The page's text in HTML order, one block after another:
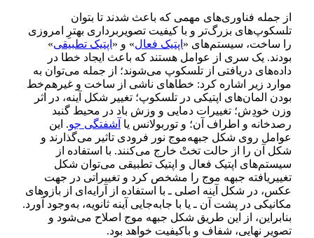
از جمله فناوری‌های مهمی که باعث شدند تا بتوان
تلسکوپ‌های بزرگ‌تر و با کیفیت تصویربرداری بهترِ امروزی
را ساخت، سیستم‌های « اپتیک فعال» و « اپتیک تطبیقی»
بودند. یک‌ سری از عوامل هستند که باعث ایجاد خطا در
داده‌های دریافتی از تلسکوپ می‌شوند؛ از جمله می‌توان به
موارد زیر اشاره کرد: خطاهای ناشی از ساخت و غیر‌هم‌خط
بودن المان‌های اپتیکی در تلسکوپ؛ تغییر شکل آینه، در اثر
وزن خودِش؛ تغییرات دمایی و وزش باد در محیط گنبد
رصدخانه و اطراف آن؛ و توربولانس یا آشفتگی جو. این
عوامل روی شکل جبهه‌موج نور فرودی تاثیر می‌گذارند و
شکل آن را از حالت تختْ خارج می‌کنند. با استفاده از
سیستم‌های اپتیک فعال و اپتیک تطبیقی می‌توان شکل
تغییر‌یافته جبهه موج را مشخص کرد و تغییراتی در جهت
عکس، در شکل آینه اصلی ـ با استفاده از آرایه‌ای از بازوهای
مکانیکی در پشت آن ـ یا با جابه‌جایی آینه ثانویه، به‌وجود آورد.
بنابراین، از این طریق شکل جبهه موج اصلاح می‌شود و
تصویر نهایی، شفاف و با‌کیفیت خواهد بود.